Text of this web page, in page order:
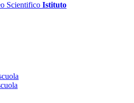
Scientifico Istituto